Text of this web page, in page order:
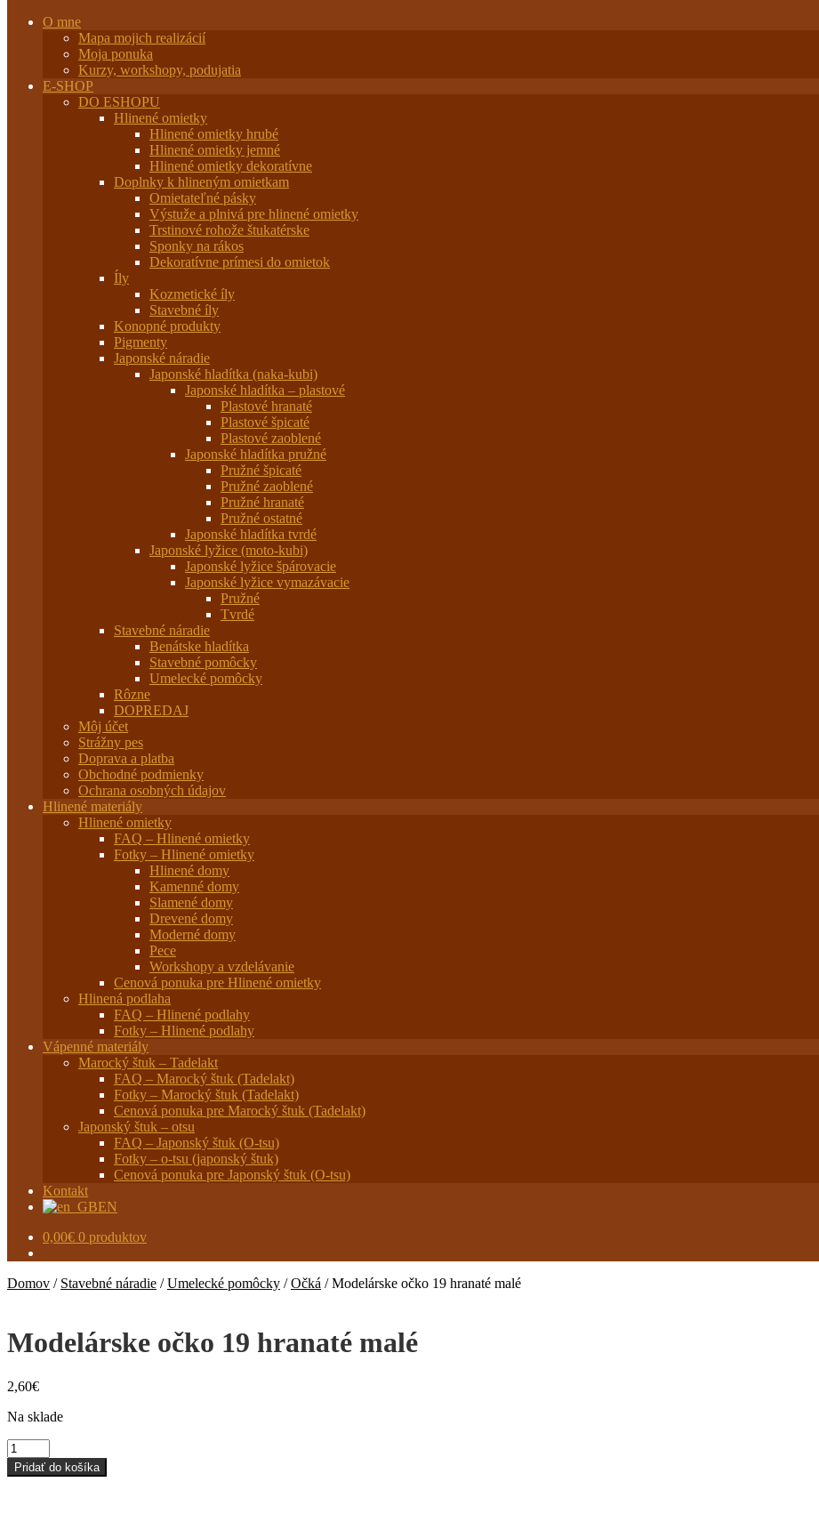
O mne
Mapa mojich realizácií
Moja ponuka
Kurzy, workshopy, podujatia
E-SHOP
DO ESHOPU
Hlinené omietky
Hlinené omietky hrubé
Hlinené omietky jemné
Hlinené omietky dekoratívne
Doplnky k hlineným omietkam
Omietateľné pásky
Výstuže a plnivá pre hlinené omietky
Trstinové rohože štukatérske
Sponky na rákos
Dekoratívne prímesi do omietok
Íly
Kozmetické íly
Stavebné íly
Konopné produkty
Pigmenty
Japonské náradie
Japonské hladítka (naka-kubi)
Japonské hladítka – plastové
Plastové hranaté
Plastové špicaté
Plastové zaoblené
Japonské hladítka pružné
Pružné špicaté
Pružné zaoblené
Pružné hranaté
Pružné ostatné
Japonské hladítka tvrdé
Japonské lyžice (moto-kubi)
Japonské lyžice špárovacie
Japonské lyžice vymazávacie
Pružné
Tvrdé
Stavebné náradie
Benátske hladítka
Stavebné pomôcky
Umelecké pomôcky
Rôzne
DOPREDAJ
Môj účet
Strážny pes
Doprava a platba
Obchodné podmienky
Ochrana osobných údajov
Hlinené materiály
Hlinené omietky
FAQ – Hlinené omietky
Fotky – Hlinené omietky
Hlinené domy
Kamenné domy
Slamené domy
Drevené domy
Moderné domy
Pece
Workshopy a vzdelávanie
Cenová ponuka pre Hlinené omietky
Hlinená podlaha
FAQ – Hlinené podlahy
Fotky – Hlinené podlahy
Vápenné materiály
Marocký štuk – Tadelakt
FAQ – Marocký štuk (Tadelakt)
Fotky – Marocký štuk (Tadelakt)
Cenová ponuka pre Marocký štuk (Tadelakt)
Japonský štuk – otsu
FAQ – Japonský štuk (O-tsu)
Fotky – o-tsu (japonský štuk)
Cenová ponuka pre Japonský štuk (O-tsu)
Kontakt
EN
0,00€ 0 produktov
Domov / Stavebné náradie /Umelecké pomôcky /Očká /Modelárske očko 19 hranaté malé
Modelárske očko 19 hranaté malé
2,60€
Na sklade
množstvo
Modelárske
očko
Pridať do košíka